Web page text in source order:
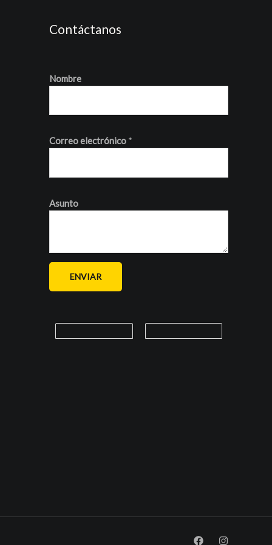
Contáctanos
Nombre
Correo electrónico *
Asunto
ENVIAR